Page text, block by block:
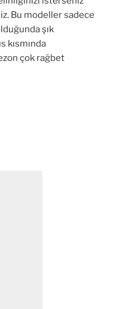
Bu modeller sadece
şık
kısmında
çok rağbet